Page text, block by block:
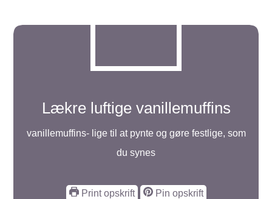
Lækre luftige vanillemuffins
vanillemuffins- lige til at pynte og gøre festlige, som
du synes
Print opskrift
Pin opskrift